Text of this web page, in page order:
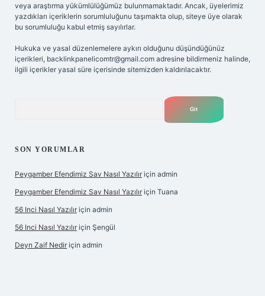
veya araştırma yükümlülüğümüz bulunmamaktadır. Ancak, üyelerimiz
yazdıkları içeriklerin sorumluluğunu taşımakta olup, siteye üye olarak
bu sorumluluğu kabul etmiş sayılırlar.
Hukuka ve yasal düzenlemelere aykırı olduğunu düşündüğünüz
içerikleri, backlinkpanelicomtr@gmail.com adresine bildirmeniz halinde,
ilgili içerikler yasal süre içerisinde sitemizden kaldırılacaktır.
SON YORUMLAR
Peygamber Efendimiz Sav Nasıl Yazılır için admin
Peygamber Efendimiz Sav Nasıl Yazılır için Tuana
56 Inci Nasıl Yazılır için admin
56 Inci Nasıl Yazılır için Şengül
Deyn Zaif Nedir için admin